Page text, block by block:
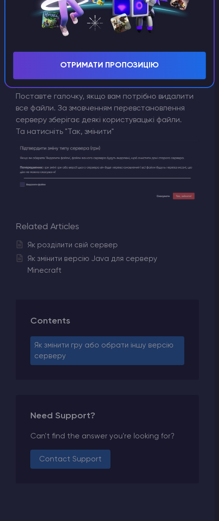
Поставте галочку, якщо вам потрібно видалити
все файли. За змовченням перевстановлення
серверу зберігає деякі користувацькі файли.
Та натисніть "Так, змінити"
Related Articles
Як розділити свій сервер
Як змінити версію Java для серверу
Minecraft
Contents
Як змінити гру або обрати іншу версію
серверу
Need Support?
Can't find the answer you're looking for?
Contact Support
ОТРИМАТИ ПРОПОЗИЦІЮ